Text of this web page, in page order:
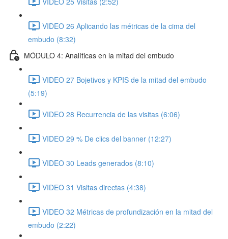
VIDEO 26 Aplicando las métricas de la cima del
embudo (8:32)
MÓDULO 4: Analíticas en la mitad del embudo
VIDEO 27 Bojetivos y KPIS de la mitad del embudo
(5:19)
VIDEO 28 Recurrencia de las visitas (6:06)
VIDEO 29 % De clics del banner (12:27)
VIDEO 30 Leads generados (8:10)
VIDEO 31 Visitas directas (4:38)
VIDEO 32 Métricas de profundización en la mitad del
embudo (2:22)